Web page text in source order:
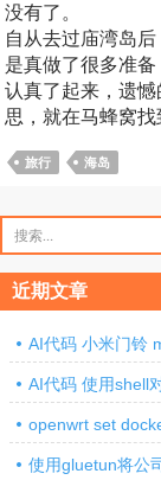
没有了。
自从去过庙湾岛
是真做了很多准
认真了起来，遗
思，就在马蜂窝找
旅行 海岛
索：
近期文章
AI代码 小米门铃
AI代码 使用shell
openwrt set
使用gluetun将公